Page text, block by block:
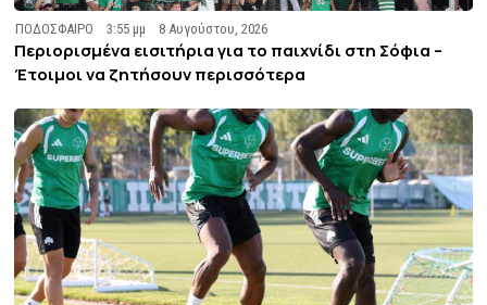
ΠΟΔΟΣΦΑΙΡΟ 3:55 μμ 8 Αυγούστου, 2026
Περιορισμένα εισιτήρια για το παιχνίδι στη Σόφια –
Έτοιμοι να ζητήσουν περισσότερα